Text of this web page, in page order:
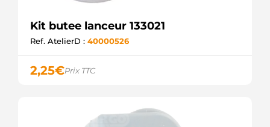
Kit butee lanceur 133021
Ref. AtelierD : 40000526
2,25€Prix TTC